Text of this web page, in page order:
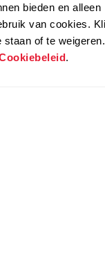
bieden en alleen
van cookies.
of te
.